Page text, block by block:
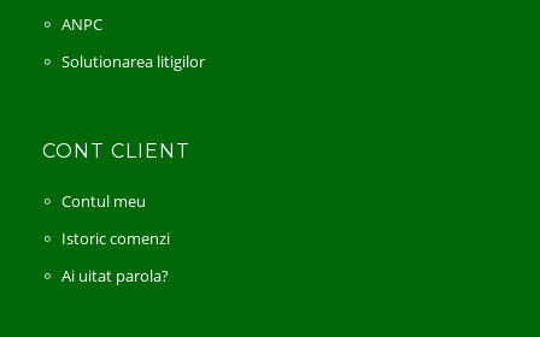
ANPC
Solutionarea litigilor
CONT CLIENT
Contul meu
Istoric comenzi
Ai uitat parola?